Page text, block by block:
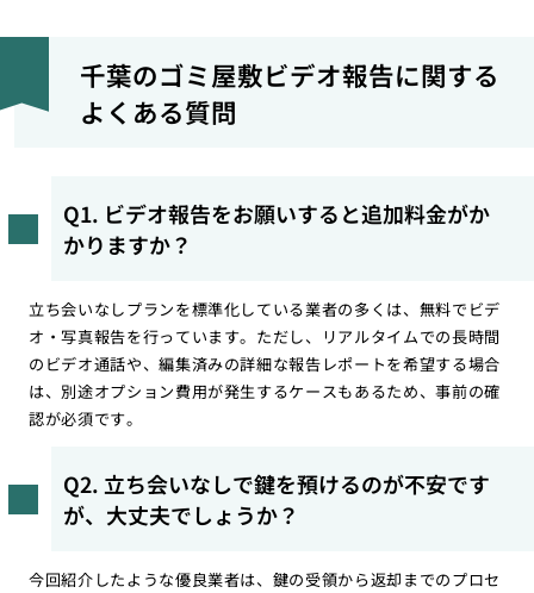
千葉のゴミ屋敷ビデオ報告に関する
よくある質問
Q1. ビデオ報告をお願いすると追加料金がか
かりますか？
立ち会いなしプランを標準化している業者の多くは、無料でビデ
オ・写真報告を行っています。ただし、リアルタイムでの長時間
のビデオ通話や、編集済みの詳細な報告レポートを希望する場合
は、別途オプション費用が発生するケースもあるため、事前の確
認が必須です。
Q2. 立ち会いなしで鍵を預けるのが不安です
が、大丈夫でしょうか？
今回紹介したような優良業者は、鍵の受領から返却までのプロセ